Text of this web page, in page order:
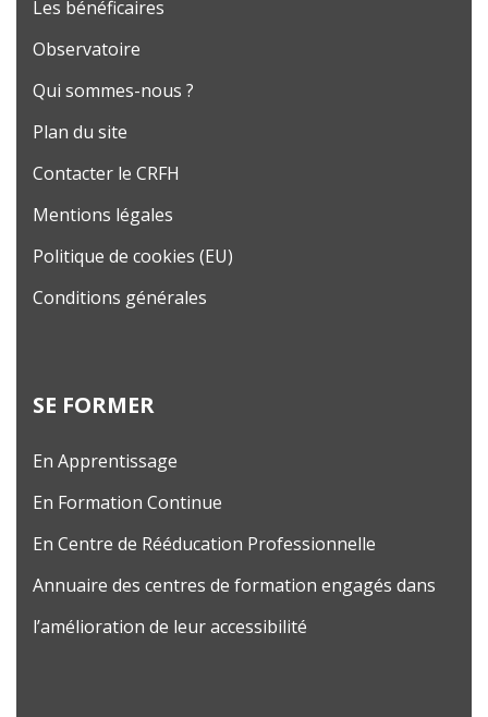
Les bénéficaires
Observatoire
Qui sommes-nous ?
Plan du site
Contacter le CRFH
Mentions légales
Politique de cookies (EU)
Conditions générales
SE FORMER
En Apprentissage
En Formation Continue
En Centre de Rééducation Professionnelle
Annuaire des centres de formation engagés dans
l’amélioration de leur accessibilité